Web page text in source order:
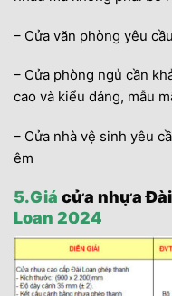
– Cửa văn phòng yêu
– Cửa phòng ngủ cần
cao và kiểu dáng, mẫu
– Cửa nhà vệ sinh yêu
êm
5.Giá cửa nhựa
Loan 2024